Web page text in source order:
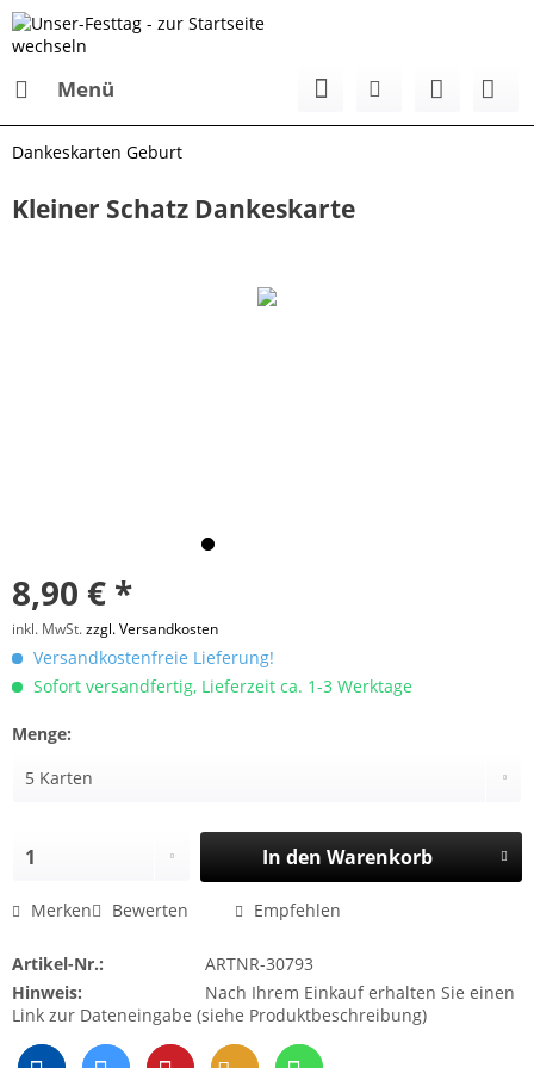
Menü
Dankeskarten Geburt
Kleiner Schatz Dankeskarte
8,90 € *
inkl. MwSt.zzgl. Versandkosten
Versandkostenfreie Lieferung!
Sofort versandfertig, Lieferzeit ca. 1-3 Werktage
Menge:
In den Warenkorb
Merken Bewerten Empfehlen
Artikel-Nr.:
ARTNR-30793
Hinweis:
Nach Ihrem Einkauf erhalten Sie einen
Link zur Dateneingabe (siehe Produktbeschreibung)